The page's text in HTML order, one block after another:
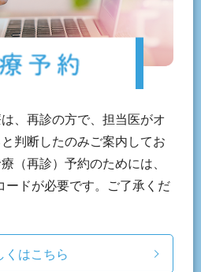
、再診の方で、担当医がオ
判断したのみご案内してお
（再診）予約のためには、
ードが必要です。ご了承くだ
くはこちら